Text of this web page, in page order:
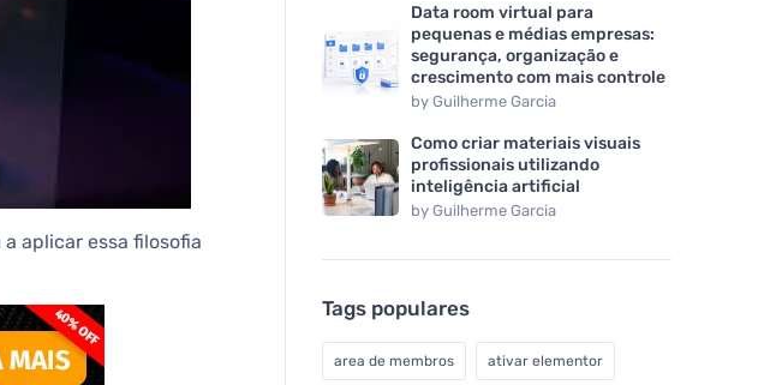
aplicar essa filosofia
Data room virtual para
pequenas e médias empresas:
segurança, organização e
crescimento com mais controle
by Guilherme Garcia
Como criar materiais visuais
profissionais utilizando
inteligência artificial
by Guilherme Garcia
Tags populares
area de membros ativar elementor